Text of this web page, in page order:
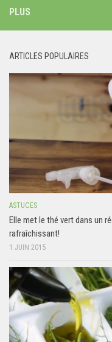
PLUS
ARTICLES POPULAIRES
ASTUCES
Elle met le thé vert dans un
rafraîchissant!
1 JUIN 2015